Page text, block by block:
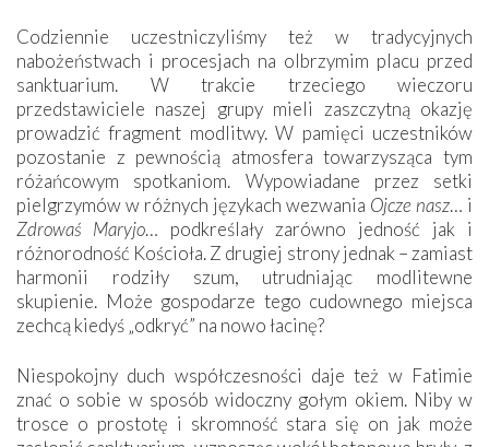
Codziennie uczestniczyliśmy też w tradycyjnych
nabożeństwach i procesjach na olbrzymim placu przed
sanktuarium. W trakcie trzeciego wieczoru
przedstawiciele naszej grupy mieli zaszczytną okazję
prowadzić fragment modlitwy. W pamięci uczestników
pozostanie z pewnością atmosfera towarzysząca tym
różańcowym spotkaniom. Wypowiadane przez setki
pielgrzymów w różnych językach wezwania Ojcze nasz… i
Zdrowaś Maryjo… podkreślały zarówno jedność jak i
różnorodność Kościoła. Z drugiej strony jednak – zamiast
harmonii rodziły szum, utrudniając modlitewne
skupienie. Może gospodarze tego cudownego miejsca
zechcą kiedyś „odkryć” na nowo łacinę?
Niespokojny duch współczesności daje też w Fatimie
znać o sobie w sposób widoczny gołym okiem. Niby w
trosce o prostotę i skromność stara się on jak może